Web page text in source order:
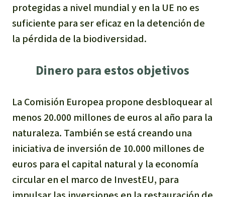
protegidas a nivel mundial y en la UE no es
suficiente para ser eficaz en la detención de
la pérdida de la biodiversidad.
Dinero para estos objetivos
La Comisión Europea propone desbloquear al
menos 20.000 millones de euros al año para la
naturaleza. También se está creando una
iniciativa de inversión de 10.000 millones de
euros para el capital natural y la economía
circular en el marco de InvestEU, para